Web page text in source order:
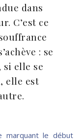
dans
C’est ce
: se
elle se
elle est
marquant le début